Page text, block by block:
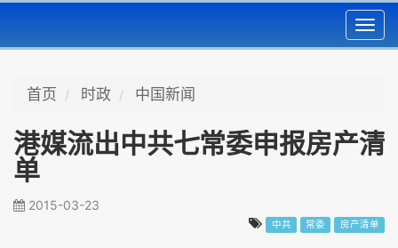
首页 时政 中国新闻
港媒流出中共七常委申报房产清
单
2015-03-23
中共 常委 房产清单